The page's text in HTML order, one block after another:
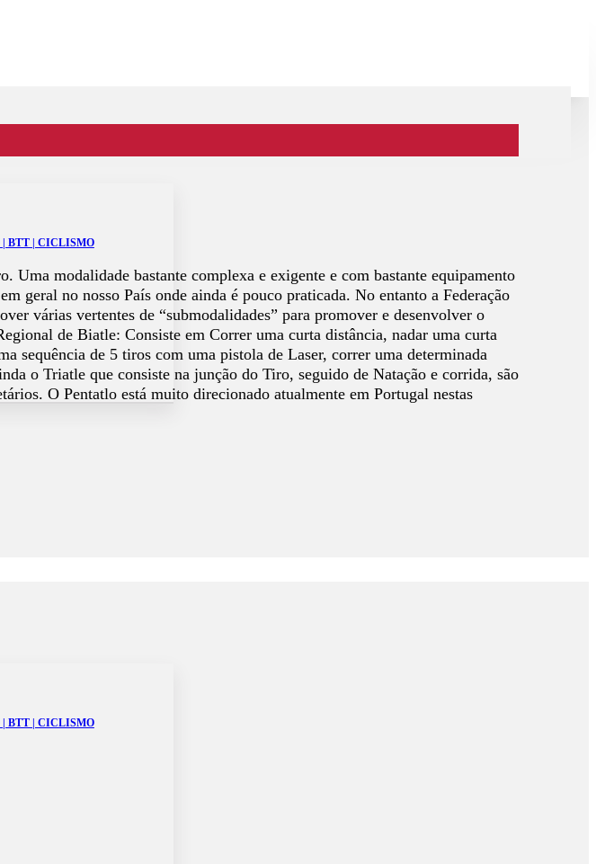
| BTT | CICLISMO
| BTT | CICLISMO
modalidade bastante complexa e exigente e com bastante equipamento
geral no nosso País onde ainda é pouco praticada. No entanto a Federação
várias vertentes de “submodalidades” para promover e desenvolver o
de Biatle: Consiste em Correr uma curta distância, nadar uma curta
sequência de 5 tiros com uma pistola de Laser, correr uma determinada
o Triatle que consiste na junção do Tiro, seguido de Natação e corrida, são
O Pentatlo está muito direcionado atualmente em Portugal nestas